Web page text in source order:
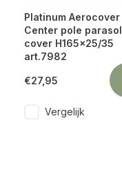
Platinum Aerocover
Center pole parasol
cover H165x25/35
art.7982
€27,95
Vergelijk